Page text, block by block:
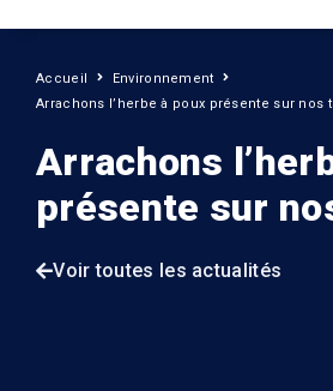
Accueil
Environnement
Arrachons l’herbe à poux présente sur nos
Arrachons
présente sur
Voir toutes les actualités